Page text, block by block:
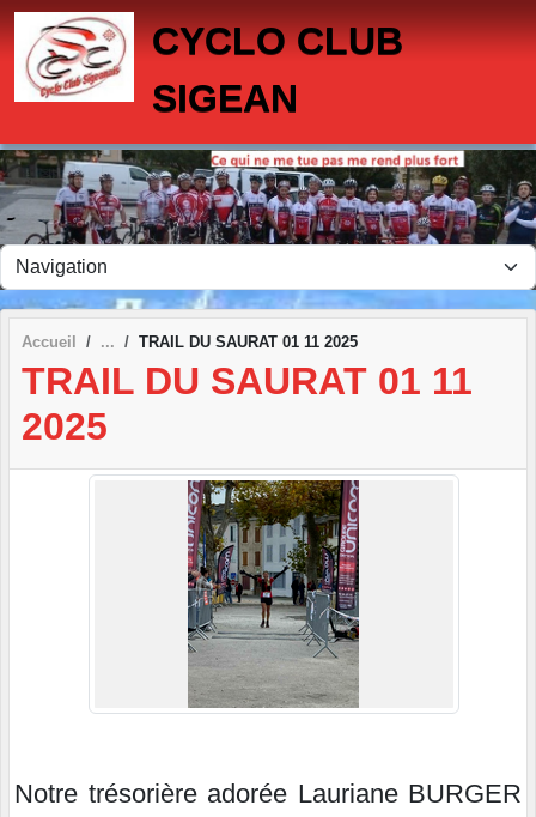
CYCLO CLUB
SIGEAN
Accueil TRAIL DU SAURAT 01 11 2025
TRAIL DU SAURAT 01 11
2025
Notre trésorière adorée Lauriane BURGER
Panneau de gestion des cookies